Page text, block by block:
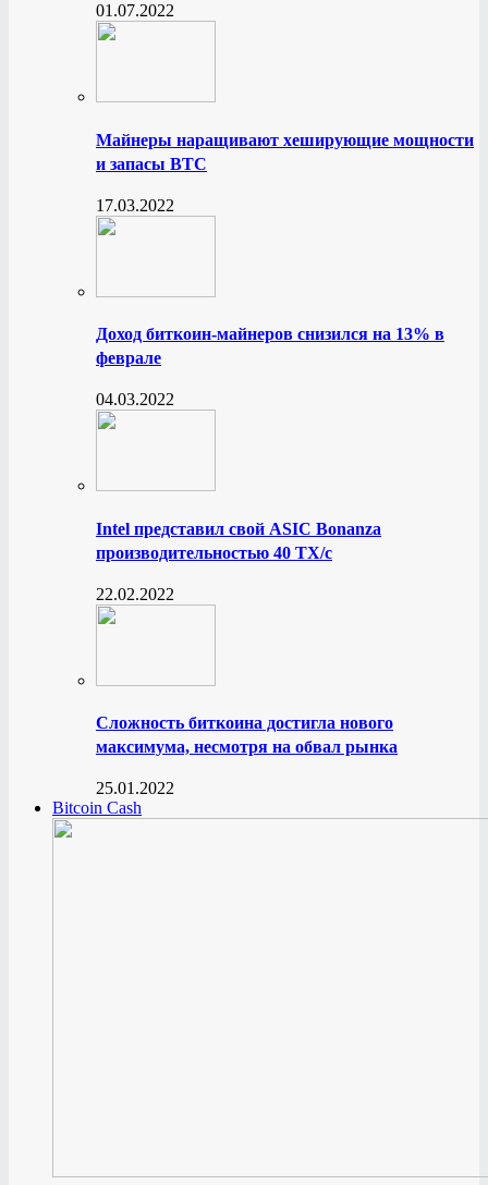
01.07.2022
Майнеры наращивают хеширующие мощности
и запасы BTC
17.03.2022
Доход биткоин-майнеров снизился на 13% в
феврале
04.03.2022
Intel представил свой ASIC Bonanza
производительностью 40 ТХ/с
22.02.2022
Сложность биткоина достигла нового
максимума, несмотря на обвал рынка
25.01.2022
Bitcoin Cash